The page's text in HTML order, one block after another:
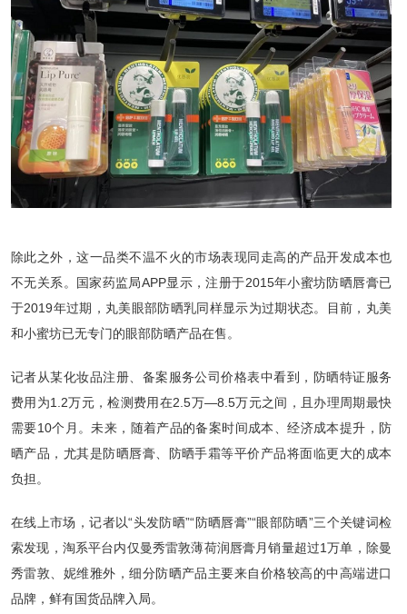
除此之外，这一品类不温不火的市场表现同走高的产品开发成本也
不无关系。国家药监局APP显示，注册于2015年小蜜坊防晒唇膏已
于2019年过期，丸美眼部防晒乳同样显示为过期状态。目前，丸美
和小蜜坊已无专门的眼部防晒产品在售。
记者从某化妆品注册、备案服务公司价格表中看到，防晒特证服务
费用为1.2万元，检测费用在2.5万—8.5万元之间，且办理周期最快
需要10个月。未来，随着产品的备案时间成本、经济成本提升，防
晒产品，尤其是防晒唇膏、防晒手霜等平价产品将面临更大的成本
负担。
在线上市场，记者以“头发防晒”“防晒唇膏”“眼部防晒”三个关键词检
索发现，淘系平台内仅曼秀雷敦薄荷润唇膏月销量超过1万单，除曼
秀雷敦、妮维雅外，细分防晒产品主要来自价格较高的中高端进口
品牌，鲜有国货品牌入局。